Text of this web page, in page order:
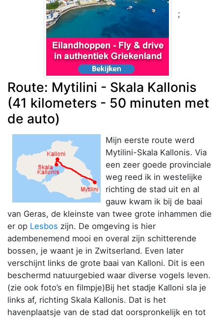
;
Route: Mytilini - Skala Kallonis
(41 kilometers - 50 minuten met
de auto)
Mijn eerste route werd
Mytilini-Skala Kallonis. Via
een zeer goede provinciale
weg reed ik in westelijke
richting de stad uit en al
gauw kwam ik bij de baai
van Geras, de kleinste van twee grote inhammen die
er op Lesbos zijn. De omgeving is hier
adembenemend mooi en overal zijn schitterende
bossen, je waant je in Zwitserland. Even later
verschijnt links de grote baai van Kalloni. Dit is een
beschermd natuurgebied waar diverse vogels leven.
(zie ook foto’s en filmpje)Bij het stadje Kalloni sla je
links af, richting Skala Kallonis. Dat is het
havenplaatsje van de stad dat oorspronkelijk en tot